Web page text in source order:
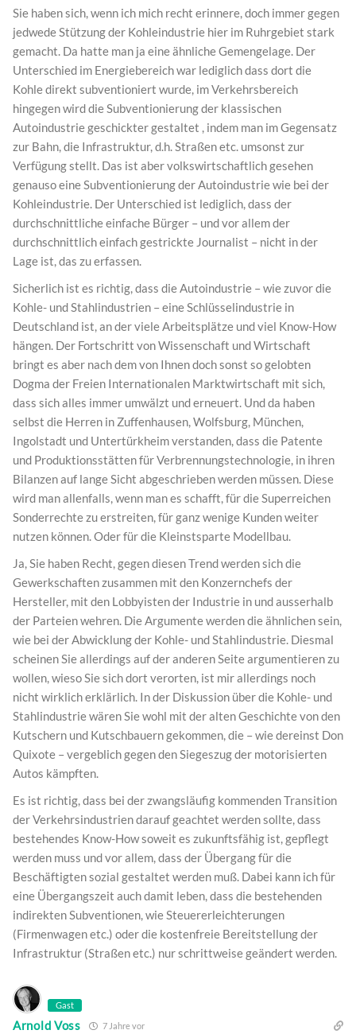
Sie haben sich, wenn ich mich recht erinnere, doch immer gegen
jedwede Stützung der Kohleindustrie hier im Ruhrgebiet stark
gemacht. Da hatte man ja eine ähnliche Gemengelage. Der
Unterschied im Energiebereich war lediglich dass dort die
Kohle direkt subventioniert wurde, im Verkehrsbereich
hingegen wird die Subventionierung der klassischen
Autoindustrie geschickter gestaltet , indem man im Gegensatz
zur Bahn, die Infrastruktur, d.h. Straßen etc. umsonst zur
Verfügung stellt. Das ist aber volkswirtschaftlich gesehen
genauso eine Subventionierung der Autoindustrie wie bei der
Kohleindustrie. Der Unterschied ist lediglich, dass der
durchschnittliche einfache Bürger – und vor allem der
durchschnittlich einfach gestrickte Journalist – nicht in der
Lage ist, das zu erfassen.
Sicherlich ist es richtig, dass die Autoindustrie – wie zuvor die
Kohle- und Stahlindustrien – eine Schlüsselindustrie in
Deutschland ist, an der viele Arbeitsplätze und viel Know-How
hängen. Der Fortschritt von Wissenschaft und Wirtschaft
bringt es aber nach dem von Ihnen doch sonst so gelobten
Dogma der Freien Internationalen Marktwirtschaft mit sich,
dass sich alles immer umwälzt und erneuert. Und da haben
selbst die Herren in Zuffenhausen, Wolfsburg, München,
Ingolstadt und Untertürkheim verstanden, dass die Patente
und Produktionsstätten für Verbrennungstechnologie, in ihren
Bilanzen auf lange Sicht abgeschrieben werden müssen. Diese
wird man allenfalls, wenn man es schafft, für die Superreichen
Sonderrechte zu erstreiten, für ganz wenige Kunden weiter
nutzen können. Oder für die Kleinstsparte Modellbau.
Ja, Sie haben Recht, gegen diesen Trend werden sich die
Gewerkschaften zusammen mit den Konzernchefs der
Hersteller, mit den Lobbyisten der Industrie in und ausserhalb
der Parteien wehren. Die Argumente werden die ähnlichen sein,
wie bei der Abwicklung der Kohle- und Stahlindustrie. Diesmal
scheinen Sie allerdings auf der anderen Seite argumentieren zu
wollen, wieso Sie sich dort verorten, ist mir allerdings noch
nicht wirklich erklärlich. In der Diskussion über die Kohle- und
Stahlindustrie wären Sie wohl mit der alten Geschichte von den
Kutschern und Kutschbauern gekommen, die – wie dereinst Don
Quixote – vergeblich gegen den Siegeszug der motorisierten
Autos kämpften.
Es ist richtig, dass bei der zwangsläufig kommenden Transition
der Verkehrsindustrien darauf geachtet werden sollte, dass
bestehendes Know-How soweit es zukunftsfähig ist, gepflegt
werden muss und vor allem, dass der Übergang für die
Beschäftigten sozial gestaltet werden muß. Dabei kann ich für
eine Übergangszeit auch damit leben, dass die bestehenden
indirekten Subventionen, wie Steuererleichterungen
(Firmenwagen etc.) oder die kostenfreie Bereitstellung der
Infrastruktur (Straßen etc.) nur schrittweise geändert werden.
Gast
Arnold Voss 7 Jahre vor